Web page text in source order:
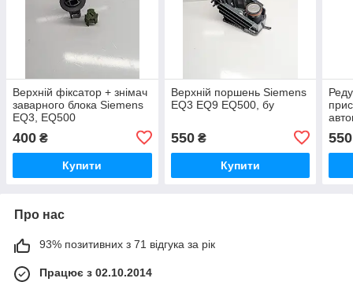
Верхній фіксатор + знімач
заварного блока Siemens
EQ3, EQ500
400 ₴
Купити
Верхній поршень Siemens
EQ3 EQ9 EQ500, бу
550₴
Купити
550
Про нас
93% позитивних з 71 відгука за рік
Працює з 02.10.2014